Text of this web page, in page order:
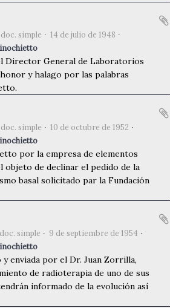
simple
14 de julio de 1948
Director General de Laboratorios
y halago por las palabras
simple
10 de octubre de 1952
por la empresa de elementos
objeto de declinar el pedido de la
basal solicitado par la Fundación
simple
9 de septiembre de 1954
enviada por el Dr. Juan Zorrilla,
de radioterapia de uno de sus
informado de la evolución así